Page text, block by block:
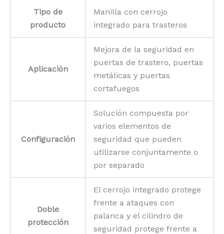
Tipo de
producto
Manilla con cerrojo
integrado para trasteros
Aplicación
Mejora de la seguridad en
puertas de trastero, puertas
metálicas y puertas
cortafuegos
Configuración
Solución compuesta por
varios elementos de
seguridad que pueden
utilizarse conjuntamente o
por separado
Doble
protección
El cerrojo integrado protege
frente a ataques con
palanca y el cilindro de
seguridad protege frente a